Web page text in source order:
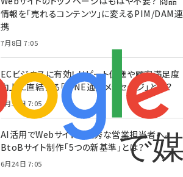
情報を「売れるコンテンツ」に変えるPIM/DAM連
携
7月8日 7:05
ECビジネスに有効！ リピート促進や顧客満足度
向上に直結する「LINE通知メッセージ」とは？
6月30日 7:05
AI活用でWebサイトを優秀な営業担当者へ。
BtoBサイト制作「5つの新基準」とは？
6月24日 7:05